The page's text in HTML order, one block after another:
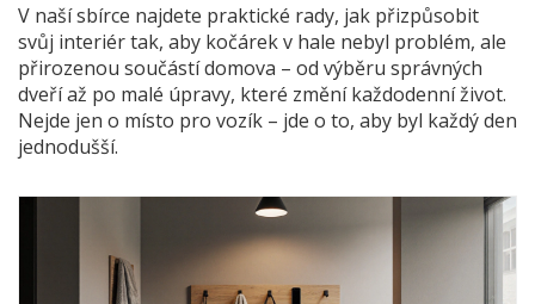
V naší sbírce najdete praktické rady, jak přizpůsobit
svůj interiér tak, aby kočárek v hale nebyl problém, ale
přirozenou součástí domova – od výběru správných
dveří až po malé úpravy, které změní každodenní život.
Nejde jen o místo pro vozík – jde o to, aby byl každý den
jednodušší.